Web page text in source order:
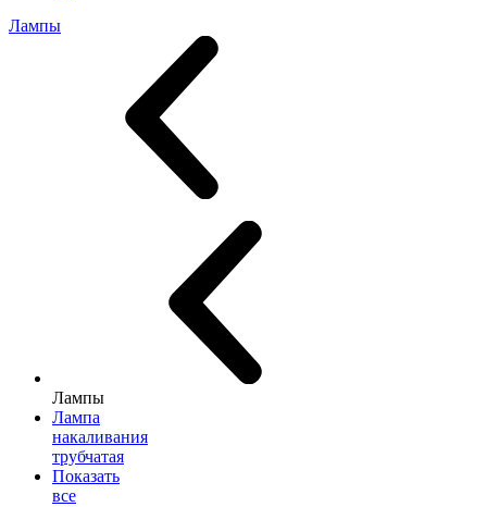
Лампы
Лампы
Лампа
накаливания
трубчатая
Показать
все